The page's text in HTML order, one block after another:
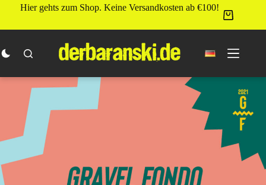
Hier gehts zum Shop. Keine Versandkosten ab €100!